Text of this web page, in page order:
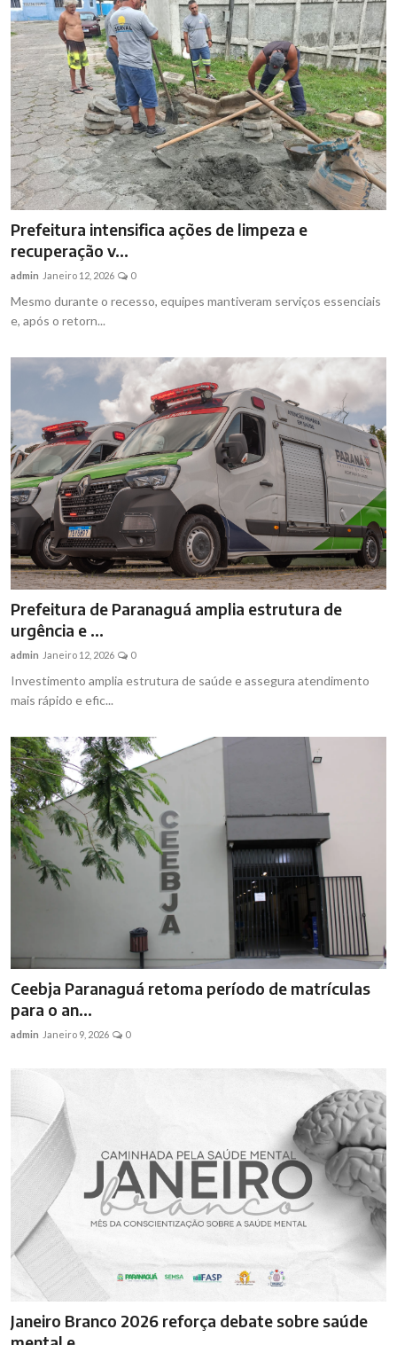
Prefeitura intensifica ações de limpeza e
recuperação v...
admin Janeiro 12, 2026 0
Mesmo durante o recesso, equipes mantiveram serviços essenciais
e, após o retorn...
Prefeitura de Paranaguá amplia estrutura de
urgência e ...
admin Janeiro 12, 2026 0
Investimento amplia estrutura de saúde e assegura atendimento
mais rápido e efic...
Ceebja Paranaguá retoma período de matrículas
para o an...
admin Janeiro 9, 2026 0
Janeiro Branco 2026 reforça debate sobre saúde